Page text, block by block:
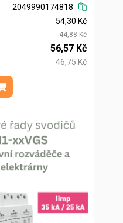
2049990174818
54,30 Kč
44,88 Kč
56,57 Kč
46,75 Kč
kg
Přidat do košíku